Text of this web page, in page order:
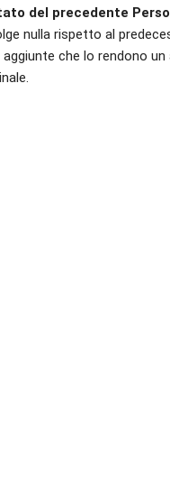
del precedente
nulla rispetto al
che lo rendono un